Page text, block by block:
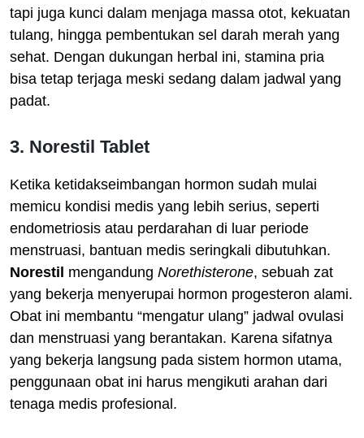
tapi juga kunci dalam menjaga massa otot, kekuatan
tulang, hingga pembentukan sel darah merah yang
sehat. Dengan dukungan herbal ini, stamina pria
bisa tetap terjaga meski sedang dalam jadwal yang
padat.
3. Norestil Tablet
Ketika ketidakseimbangan hormon sudah mulai
memicu kondisi medis yang lebih serius, seperti
endometriosis atau perdarahan di luar periode
menstruasi, bantuan medis seringkali dibutuhkan.
Norestil mengandung Norethisterone, sebuah zat
yang bekerja menyerupai hormon progesteron alami.
Obat ini membantu “mengatur ulang” jadwal ovulasi
dan menstruasi yang berantakan. Karena sifatnya
yang bekerja langsung pada sistem hormon utama,
penggunaan obat ini harus mengikuti arahan dari
tenaga medis profesional.